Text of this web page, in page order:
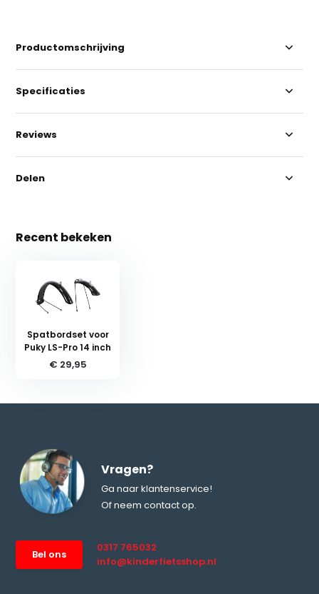
Productomschrijving
Specificaties
Reviews
Delen
Recent bekeken
Spatbordset voor
Puky LS-Pro 14 inch
€ 29,95
Vragen?
Ga naar klantenservice!
Of neem contact op.
Bel ons
0317 765032
info@kinderfietsshop.nl